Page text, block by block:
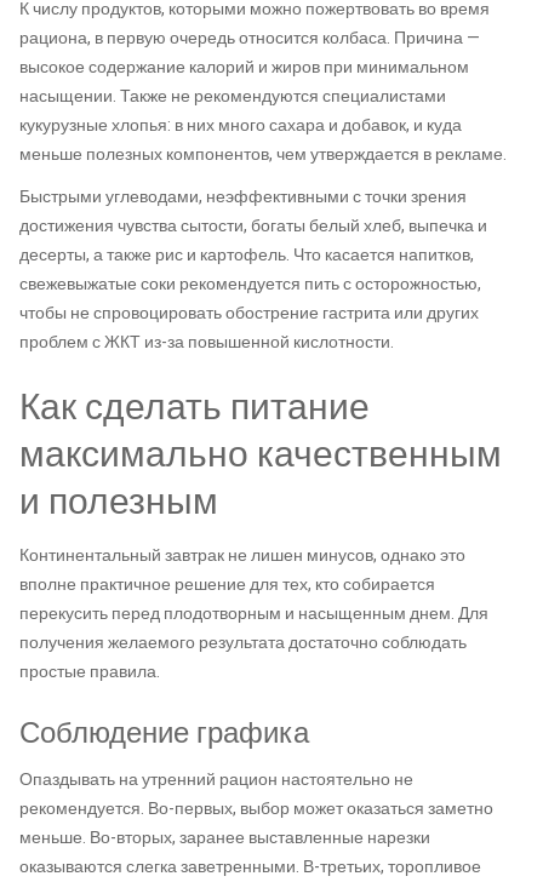
К числу продуктов, которыми можно пожертвовать во время
рациона, в первую очередь относится колбаса. Причина —
высокое содержание калорий и жиров при минимальном
насыщении. Также не рекомендуются специалистами
кукурузные хлопья: в них много сахара и добавок, и куда
меньше полезных компонентов, чем утверждается в рекламе.
Быстрыми углеводами, неэффективными с точки зрения
достижения чувства сытости, богаты белый хлеб, выпечка и
десерты, а также рис и картофель. Что касается напитков,
свежевыжатые соки рекомендуется пить с осторожностью,
чтобы не спровоцировать обострение гастрита или других
проблем с ЖКТ из-за повышенной кислотности.
Как сделать питание
максимально качественным
и полезным
Континентальный завтрак не лишен минусов, однако это
вполне практичное решение для тех, кто собирается
перекусить перед плодотворным и насыщенным днем. Для
получения желаемого результата достаточно соблюдать
простые правила.
Соблюдение графика
Опаздывать на утренний рацион настоятельно не
рекомендуется. Во-первых, выбор может оказаться заметно
меньше. Во-вторых, заранее выставленные нарезки
оказываются слегка заветренными. В-третьих, торопливое